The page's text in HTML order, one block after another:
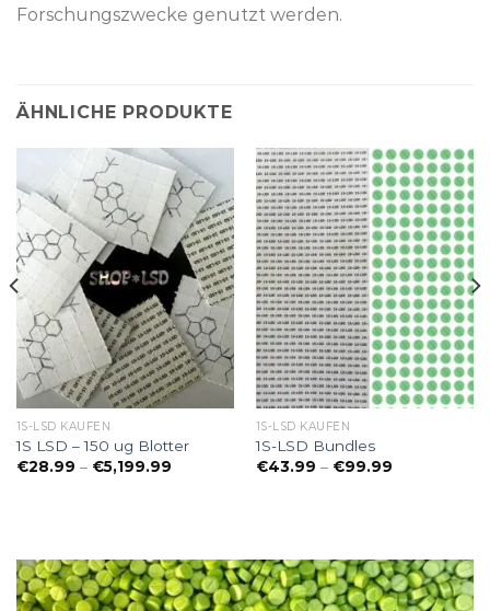
Forschungszwecke genutzt werden.
ÄHNLICHE PRODUKTE
1S-LSD KAUFEN
1S LSD – 150 ug Blotter
€28.99 – €5,199.99Preisspanne:
1S-LSD KAUFEN
1S-LSD Bundles
€43.99 – €99.99Preisspanne: